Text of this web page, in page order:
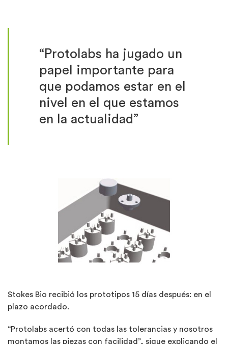
“Protolabs ha jugado un
papel importante para
que podamos estar en el
nivel en el que estamos
en la actualidad”
Stokes Bio recibió los prototipos 15 días después: en el
plazo acordado.
“Protolabs acertó con todas las tolerancias y nosotros
montamos las piezas con facilidad”, sigue explicando el